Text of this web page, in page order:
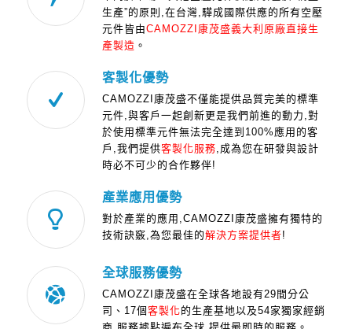
生產”的原則,在台灣,驊成國際供應的所有空壓
元件皆由CAMOZZI康茂盛義大利原廠直接生
產製造 。
客製化優勢
CAMOZZI康茂盛不僅能提供品質完美的標準
元件,與客戶一起創新更是我們前進的動力,對
於使用標準元件無法完全達到100%應用的客
戶,我們提供客製化服務 ,成為您在研發與設計
時必不可少的合作夥伴!
產業應用優勢
對於產業的應用,CAMOZZI康茂盛擁有獨特的
技術訣竅,為您最佳的解決方案提供者!
全球服務優勢
CAMOZZI康茂盛在全球各地設有29間分公
司、17個客製化的生產基地以及54家獨家經銷